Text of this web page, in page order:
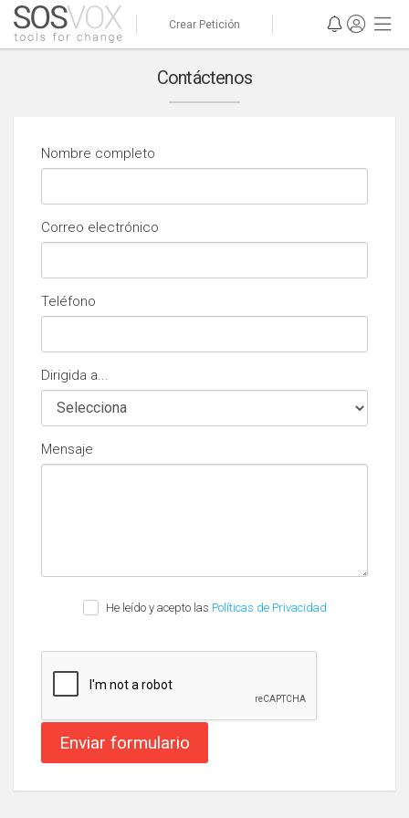
Crear Petición
Contáctenos
Nombre completo
Correo electrónico
Teléfono
Dirigida a...
Mensaje
He leído y acepto las Políticas de Privacidad
Enviar formulario